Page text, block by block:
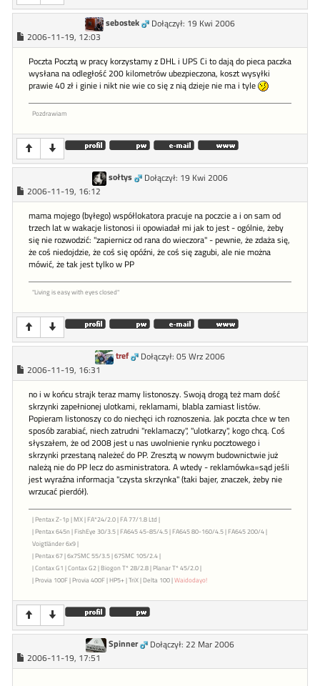
sebostek
Dołączył: 19 Kwi 2006
2006-11-19, 12:03
Poczta Pocztą w pracy korzystamy z DHL i UPS Ci to dają do pieca paczka
wysłana na odległość 200 kilometrów ubezpieczona, koszt wysyłki
prawie 40 zł i ginie i nikt nie wie co się z nią dzieje nie ma i tyle
Pozdrawiam
sołtys
Dołączył: 19 Kwi 2006
2006-11-19, 16:12
mama mojego (byłego) współlokatora pracuje na poczcie a i on sam od
trzech lat w wakacje listonosi ii opowiadał mi jak to jest - ogólnie, żeby
się nie rozwodzić: "zapiernicz od rana do wieczora" - pewnie, że zdaża się,
że coś niedojdzie, że coś się opóźni, że coś się zagubi, ale nie można
mówić, że tak jest tylko w PP
"Living is easy with eyes closed"
tref
Dołączył: 05 Wrz 2006
2006-11-19, 16:31
no i w końcu strajk teraz mamy listonoszy. Swoją drogą też mam dość
skrzynki zapełnionej ulotkami, reklamami, blabla zamiast listów.
Popieram listonoszy co do niechęci ich roznoszenia. Jak poczta chce w ten
sposób zarabiać, niech zatrudni "reklamaczy", "ulotkarzy", kogo chcą. Coś
słyszałem, że od 2008 jest u nas uwolnienie rynku pocztowego i
skrzynki przestaną należeć do PP. Zresztą w nowym budownictwie już
należą nie do PP lecz do asministratora. A wtedy - reklamówka=sąd jeśli
jest wyraźna informacja "czysta skrzynka" (taki bajer, znaczek, żeby nie
wrzucać pierdół).
| Pentax Z-1p | MX | FA*24/2.0 | FA 77/1.8 Ltd |
| Pentax 645n | FishEye 30/3.5 | FA645 45-85/4.5 | FA645 80-160/4.5 | FA645 200/4 |
Voigtländer 6x9 |
| Pentax 67 | 6x7SMC 55/3.5 | 67SMC 105/2.4 |
| Contax G1 | Contax G2 | Biogon T* 28/2.8 | Planar T* 45/2.0 |
| Provia 100F | Provia 400F | HP5+ | TriX | Delta 100 |Waidodayo!
Spinner
Dołączył: 22 Mar 2006
2006-11-19, 17:51